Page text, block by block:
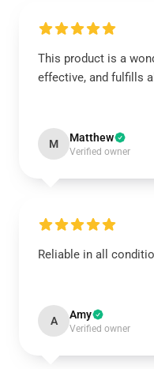
This product is a
effective, and fulfills
M Matthew
Verified owner
Reliable in all
A Amy
Verified owner